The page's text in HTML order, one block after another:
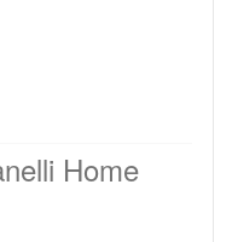
Home